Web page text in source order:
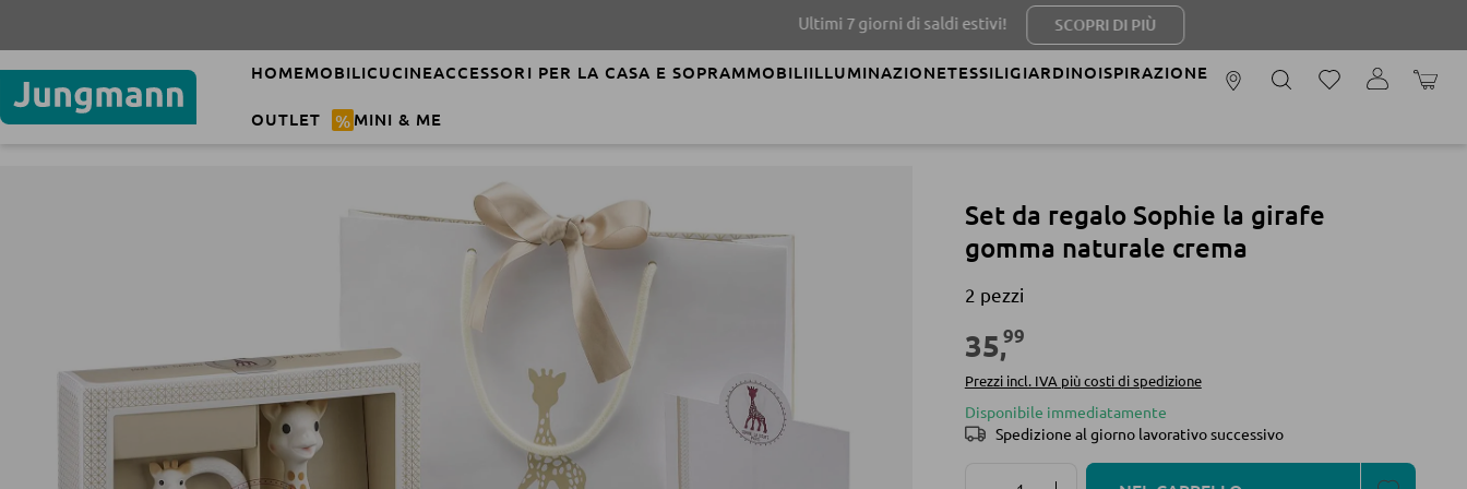
Ultimi 7 giorni di saldi estivi! SCOPRI DI PIÙ
HOMEMOBILICUCINEACCESSORI PER LA CASA E SOPRAMMOBILIILLUMINAZIONETESSILIGIARDINOISPIRAZIONE
OUTLET % MINI & ME
IL
Set da regalo Sophie la girafe
gomma naturale crema
2 pezzi
35,99
Prezzi incl. IVA più costi di spedizione
Disponibile immediatamente
Spedizione al giorno lavorativo successivo
Quantità del prodotto: inserisci la quantità